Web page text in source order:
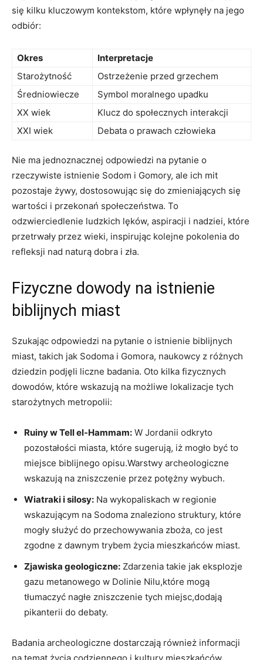
się kilku kluczowym kontekstom, które wpłynęły na jego
odbiór:
Okres
Interpretacje
Starożytność
Ostrzeżenie przed grzechem
Średniowiecze
Symbol moralnego upadku
XX wiek
Klucz do społecznych interakcji
XXI wiek
Debata o prawach człowieka
Nie ma jednoznacznej odpowiedzi na pytanie o
rzeczywiste istnienie Sodom i Gomory, ale ich mit
pozostaje żywy, dostosowując się do zmieniających się
wartości i przekonań społeczeństwa. To
odzwierciedlenie ludzkich lęków, aspiracji i nadziei, które
przetrwały przez wieki, inspirując kolejne pokolenia do
refleksji nad naturą dobra i zła.
Fizyczne dowody na istnienie
biblijnych miast
Szukając odpowiedzi na pytanie o istnienie biblijnych
miast, takich jak Sodoma i Gomora, naukowcy z różnych
dziedzin podjęli liczne badania. Oto kilka fizycznych
dowodów, które wskazują na możliwe lokalizacje tych
starożytnych metropolii:
Ruiny w Tell el-Hammam: W Jordanii odkryto
pozostałości miasta, które sugerują, iż mogło być to
miejsce biblijnego opisu.Warstwy archeologiczne
wskazują na zniszczenie przez potężny wybuch.
Wiatraki i silosy: Na wykopaliskach w regionie
wskazującym na Sodoma znaleziono struktury, które
mogły służyć do przechowywania zboża, co jest
zgodne z dawnym trybem życia mieszkańców miast.
Zjawiska geologiczne: Zdarzenia takie jak eksplozje
gazu metanowego w Dolinie Nilu,które mogą
tłumaczyć nagłe zniszczenie tych miejsc,dodają
pikanterii do debaty.
Badania archeologiczne dostarczają również informacji